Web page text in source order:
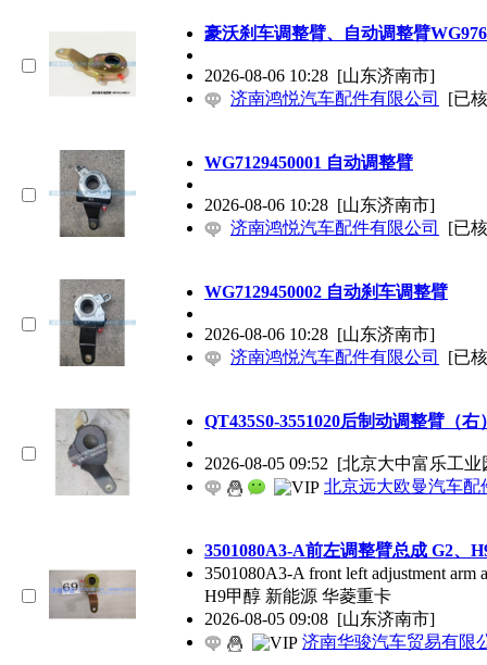
豪沃刹车调整臂、自动调整臂
2026-08-06 10:28 [山东济南市]
济南鸿悦汽车配件有限公司
[已
WG7129450001 自动调整臂
2026-08-06 10:28 [山东济南市]
济南鸿悦汽车配件有限公司
[已
WG7129450002 自动刹车调整臂
2026-08-06 10:28 [山东济南市]
济南鸿悦汽车配件有限公司
[已
QT435S0-3551020后制动调整臂（右
2026-08-05 09:52 [北京大中富乐工业
北京远大欧曼汽车配
3501080A3-A前左调整臂总成 G2、
3501080A3-A front left adjustment arm
H9甲醇 新能源 华菱重卡
2026-08-05 09:08 [山东济南市]
济南华骏汽车贸易有限